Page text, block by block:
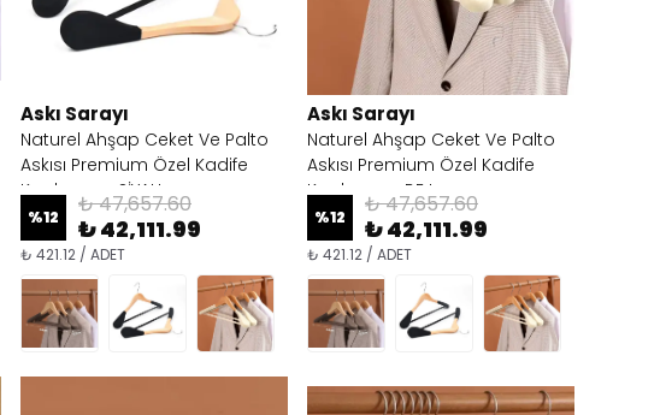
Askı Sarayı
Naturel Ahşap Ceket Ve Palto
Askısı Premium Özel Kadife
Kaplama - SİYAH
%12 ₺ 47,657.60
₺ 42,111.99
₺ 421.12 / ADET
Askı Sarayı
Naturel Ahşap Ceket Ve Palto
Askısı Premium Özel Kadife
Kaplama - BEJ
%12 ₺ 47,657.60
₺ 42,111.99
₺ 421.12 / ADET